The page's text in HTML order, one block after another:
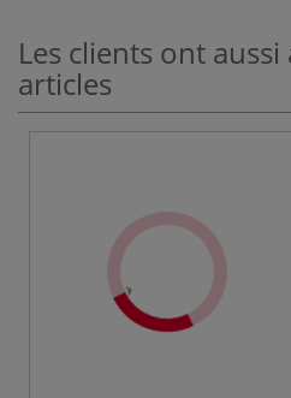
Les clients ont aussi
articles